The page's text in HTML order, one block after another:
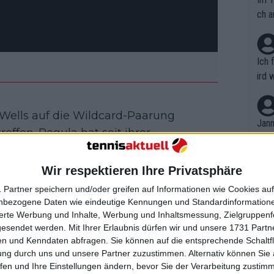
Wir respektieren Ihre Privatsphäre
Partner speichern und/oder greifen auf Informationen wie Cookies
Daten wie eindeutige Kennungen und
Werbung und Inhalte, Werbung und Inhaltsmessung,
werden. Mit Ihrer Erlaubnis dürfen wir und unsere 1731
und Kenndaten abfragen. Sie können auf die entsprechende
durch uns und unsere Partner zuzustimmen. Alternativ können Sie
und Ihre Einstellungen ändern, bevor Sie der Verarbeitung
auf die Wildcard-Paarung
Pegula hat seit ihrer
nur ein weiteres Turnier bestritten.
sie das Halbfinale im Einzel und
! On the set of her
ch
Ich
ird
r in
em
t,
B.
on
n
nt.